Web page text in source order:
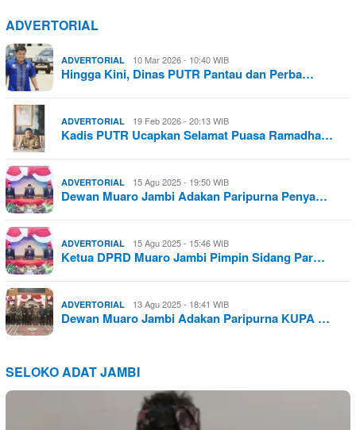
ADVERTORIAL
ADVERTORIAL 10 Mar 2026 - 10:40 WIB
Hingga Kini, Dinas PUTR Pantau dan Perba…
ADVERTORIAL 19 Feb 2026 - 20:13 WIB
Kadis PUTR Ucapkan Selamat Puasa Ramadha…
ADVERTORIAL 15 Agu 2025 - 19:50 WIB
Dewan Muaro Jambi Adakan Paripurna Penya…
ADVERTORIAL 15 Agu 2025 - 15:46 WIB
Ketua DPRD Muaro Jambi Pimpin Sidang Par…
ADVERTORIAL 13 Agu 2025 - 18:41 WIB
Dewan Muaro Jambi Adakan Paripurna KUPA …
SELOKO ADAT JAMBI